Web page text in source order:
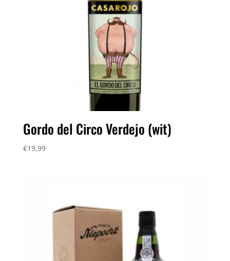
Gordo del Circo Verdejo (wit)
€19,99